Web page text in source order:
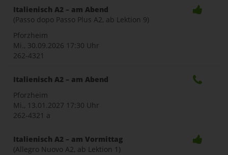
Italienisch A2 – am Abend
(Passo dopo Passo Plus A2, ab Lektion 9)
Pforzheim
Mi., 30.09.2026 17:30 Uhr
262-4321
Italienisch A2 – am Abend
Pforzheim
Mi., 13.01.2027 17:30 Uhr
262-4321 a
Italienisch A2 – am Vormittag
(Allegro Nuovo A2, ab Lektion 1)